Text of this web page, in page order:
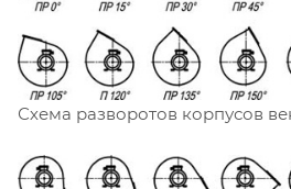
Схема разворотов корпусов